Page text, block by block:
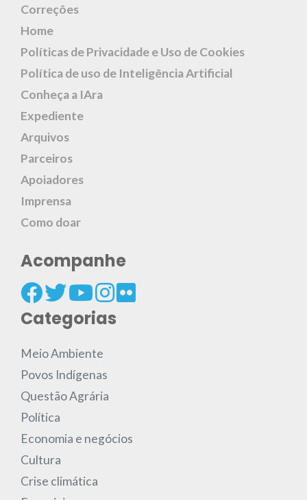
Correções
Home
Políticas de Privacidade e Uso de Cookies
Política de uso de Inteligência Artificial
Conheça a IAra
Expediente
Arquivos
Parceiros
Apoiadores
Imprensa
Como doar
Acompanhe
Categorias
Meio Ambiente
Povos Indígenas
Questão Agrária
Política
Economia e negócios
Cultura
Crise climática